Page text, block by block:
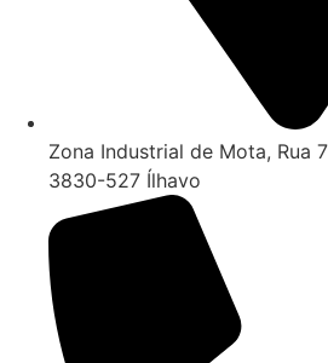
Zona Industrial de Mota, Rua
3830-527 Ílhavo